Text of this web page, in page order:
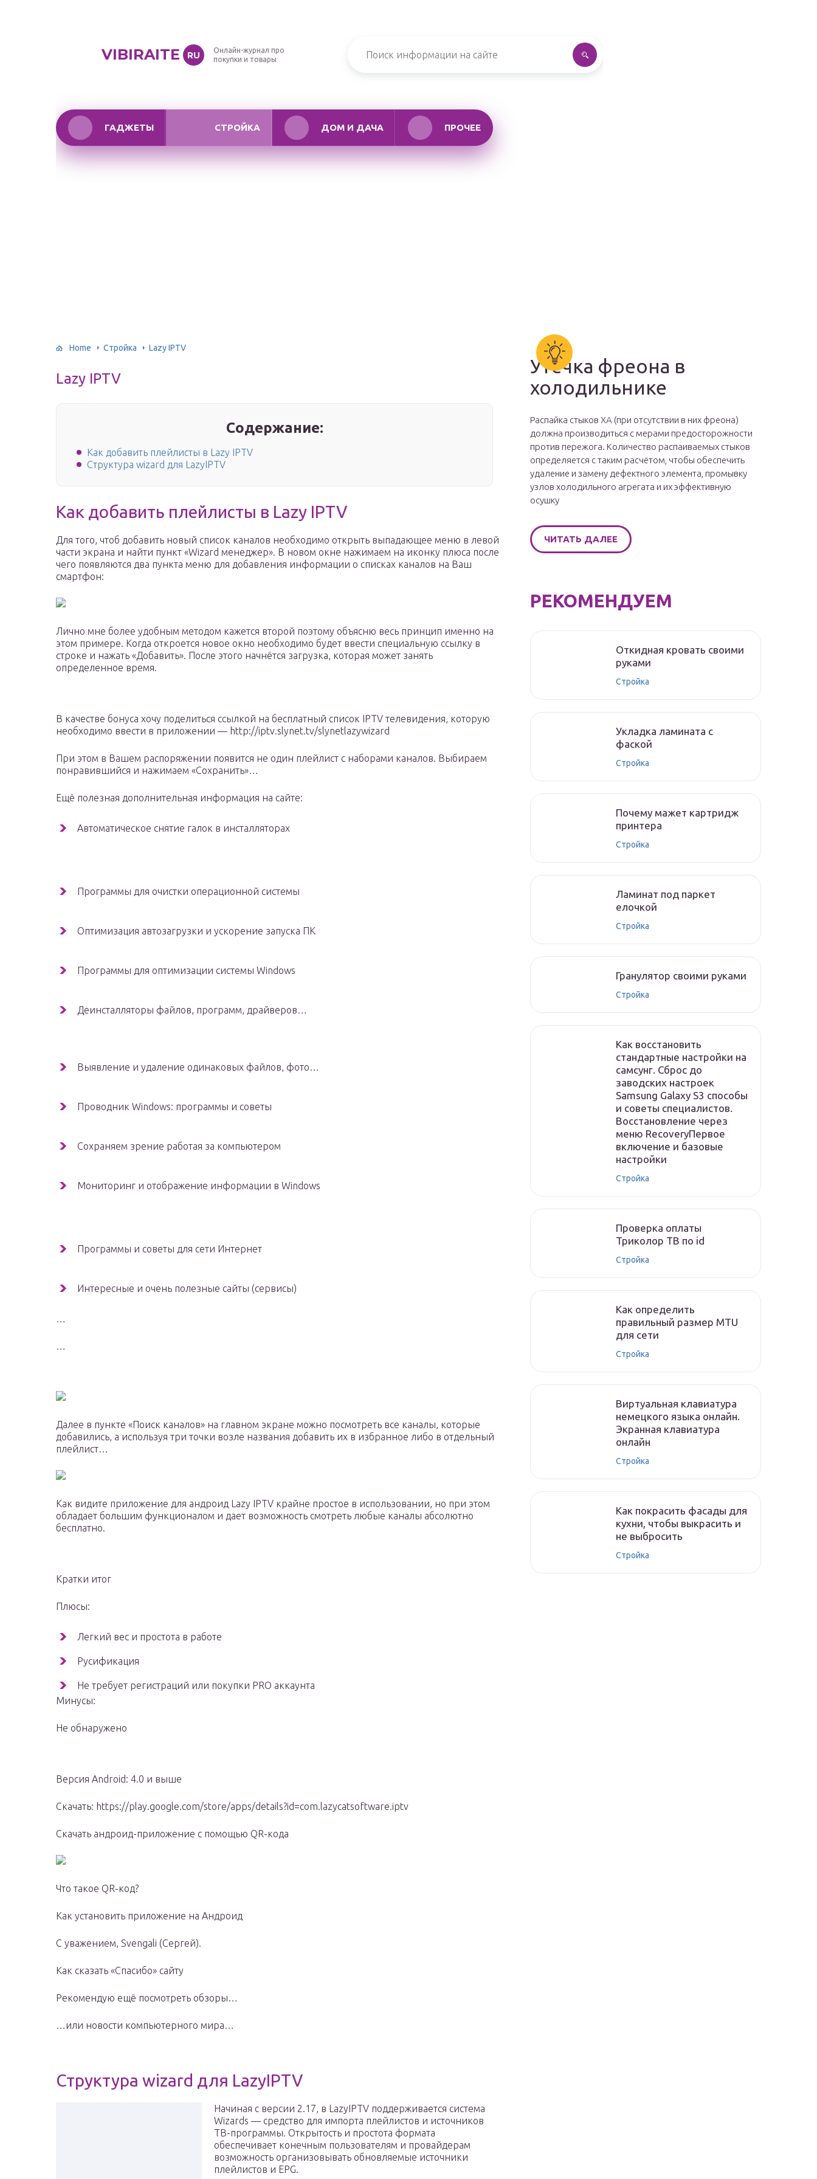
VIBIRAITE RU
Онлайн-журнал про
покупки и товары
ГАДЖЕТЫ СТРОЙКА ДОМ И ДАЧА ПРОЧЕЕ
Home Стройка Lazy IPTV
Lazy IPTV
Содержание:
Как добавить плейлисты в Lazy IPTV
Структура wizard для LazyIPTV
Как добавить плейлисты в Lazy IPTV
Для того, чтоб добавить новый список каналов необходимо открыть выпадающее меню в левой
части экрана и найти пункт «Wizard менеджер». В новом окне нажимаем на иконку плюса после
чего появляются два пункта меню для добавления информации о списках каналов на Ваш
смартфон:
Лично мне более удобным методом кажется второй поэтому объясню весь принцип именно на
этом примере. Когда откроется новое окно необходимо будет ввести специальную ссылку в
строке и нажать «Добавить». После этого начнётся загрузка, которая может занять
определенное время.
В качестве бонуса хочу поделиться ссылкой на бесплатный список IPTV телевидения, которую
необходимо ввести в приложении — http://iptv.slynet.tv/slynetlazywizard
При этом в Вашем распоряжении появится не один плейлист с наборами каналов. Выбираем
понравившийся и нажимаем «Сохранить»…
Ещё полезная дополнительная информация на сайте:
Автоматическое снятие галок в инсталляторах
Программы для очистки операционной системы
Оптимизация автозагрузки и ускорение запуска ПК
Программы для оптимизации системы Windows
Деинсталляторы файлов, программ, драйверов…
Выявление и удаление одинаковых файлов, фото…
Проводник Windows: программы и советы
Сохраняем зрение работая за компьютером
Мониторинг и отображение информации в Windows
Программы и советы для сети Интернет
Интересные и очень полезные сайты (сервисы)
…
…
Далее в пункте «Поиск каналов» на главном экране можно посмотреть все каналы, которые
добавились, а используя три точки возле названия добавить их в избранное либо в отдельный
плейлист…
Как видите приложение для андроид Lazy IPTV крайне простое в использовании, но при этом
обладает большим функционалом и дает возможность смотреть любые каналы абсолютно
бесплатно.
Кратки итог
Плюсы:
Легкий вес и простота в работе
Русификация
Не требует регистраций или покупки PRO аккаунта
Минусы:
Не обнаружено
Версия Android: 4.0 и выше
Скачать: https://play.google.com/store/apps/details?id=com.lazycatsoftware.iptv
Скачать андроид-приложение с помощью QR-кода
Что такое QR-код?
Как установить приложение на Андроид
С уважением, Svengali (Сергей).
Как сказать «Спасибо» сайту
Рекомендую ещё посмотреть обзоры…
…или новости компьютерного мира…
Структура wizard для LazyIPTV
Начиная с версии 2.17, в LazyIPTV поддерживается система
Wizards — средство для импорта плейлистов и источников
ТВ-программы. Открытость и простота формата
обеспечивает конечным пользователям и провайдерам
возможность организовывать обновляемые источники
плейлистов и EPG.
Утечка фреона в
холодильнике
Распайка стыков ХА (при отсутствии в них фреона)
должна производиться с мерами предосторожности
против пережога. Количество распаиваемых стыков
определяется с таким расчётом, чтобы обеспечить
удаление и замену дефектного элемента, промывку
узлов холодильного агрегата и их эффективную
осушку
ЧИТАТЬ ДАЛЕЕ
РЕКОМЕНДУЕМ
Откидная кровать своими
руками
Стройка
Укладка ламината с
фаской
Стройка
Почему мажет картридж
принтера
Стройка
Ламинат под паркет
елочкой
Стройка
Гранулятор своими руками
Стройка
Как восстановить
стандартные настройки на
самсунг. Сброс до
заводских настроек
Samsung Galaxy S3 способы
и советы специалистов.
Восстановление через
меню RecoveryПервое
включение и базовые
настройки
Стройка
Проверка оплаты
Триколор ТВ по id
Стройка
Как определить
правильный размер MTU
для сети
Стройка
Виртуальная клавиатура
немецкого языка онлайн.
Экранная клавиатура
онлайн
Стройка
Как покрасить фасады для
кухни, чтобы выкрасить и
не выбросить
Стройка